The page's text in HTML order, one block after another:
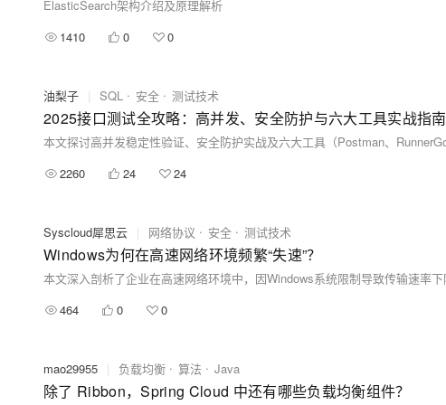
ElasticSearch架构介绍及原理解析
1410
0 0
油梨子 | SQL 安全 测试技术
2025接口测试全攻略：高并发、安全防护与六大工具实战指南
2260
24 24
Syscloud犀思云 | 网络协议 安全 测试技术
Windows为何在高速网络环境频繁“失速”？
464
0 0
mao29955 | 负载均衡 算法 Java
除了 Ribbon，Spring Cloud 中还有哪些负载均衡组件？